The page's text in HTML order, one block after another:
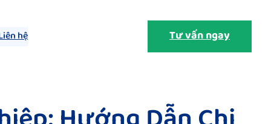
hệ Tư vấn ngay